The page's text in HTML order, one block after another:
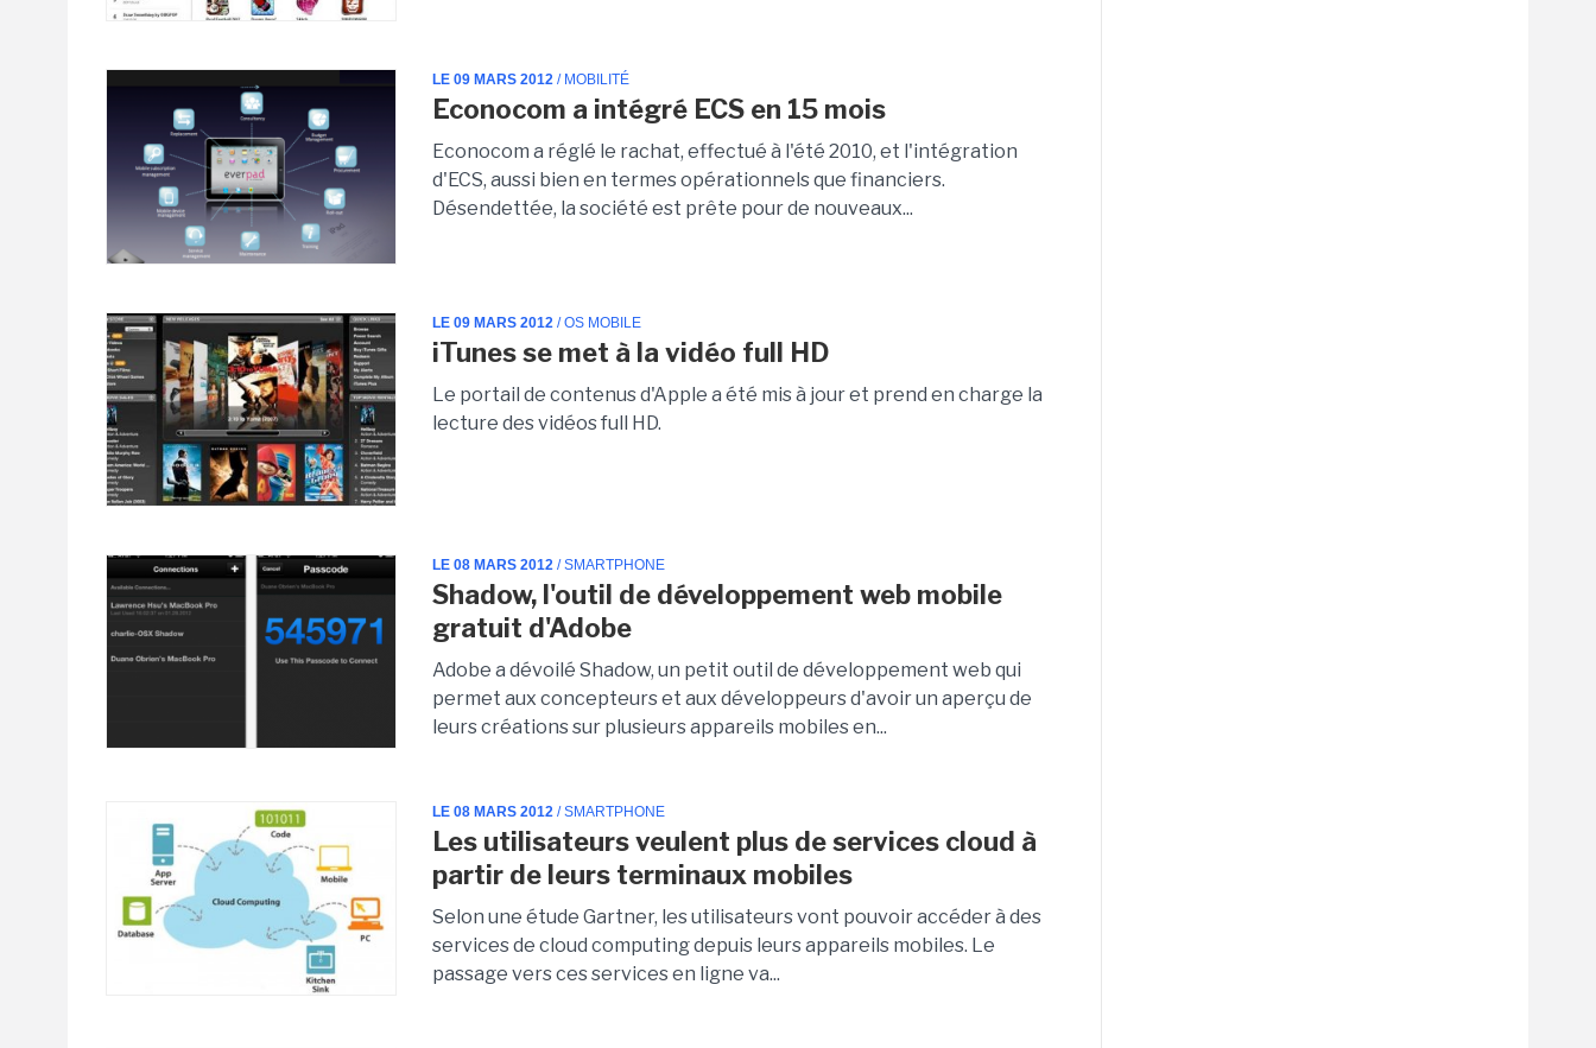
LE 09 MARS 2012 / MOBILITÉ
Econocom a intégré ECS en 15 mois
Econocom a réglé le rachat, effectué à l'été 2010, et l'intégration
d'ECS, aussi bien en termes opérationnels que financiers.
Désendettée, la société est prête pour de nouveaux...
LE 09 MARS 2012 / OS MOBILE
iTunes se met à la vidéo full HD
Le portail de contenus d'Apple a été mis à jour et prend en charge la
lecture des vidéos full HD.
LE 08 MARS 2012 / SMARTPHONE
Shadow, l'outil de développement web mobile
gratuit d'Adobe
Adobe a dévoilé Shadow, un petit outil de développement web qui
permet aux concepteurs et aux développeurs d'avoir un aperçu de
leurs créations sur plusieurs appareils mobiles en...
LE 08 MARS 2012 / SMARTPHONE
Les utilisateurs veulent plus de services cloud à
partir de leurs terminaux mobiles
Selon une étude Gartner, les utilisateurs vont pouvoir accéder à des
services de cloud computing depuis leurs appareils mobiles. Le
passage vers ces services en ligne va...